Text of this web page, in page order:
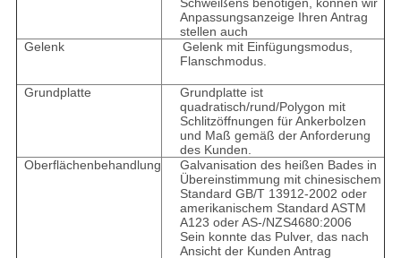
Schweißens benötigen, können wir
Anpassungsanzeige Ihren Antrag
stellen auch
Gelenk
Gelenk mit Einfügungsmodus,
Flanschmodus.
Grundplatte
Grundplatte ist
quadratisch/rund/Polygon mit
Schlitzöffnungen für Ankerbolzen
und Maß gemäß der Anforderung
des Kunden.
Oberflächenbehandlung
Galvanisation des heißen Bades in
Übereinstimmung mit chinesischem
Standard GB/T 13912-2002 oder
amerikanischem Standard ASTM
A123 oder AS-/NZS4680:2006
Sein konnte das Pulver, das nach
Ansicht der Kunden Antrag